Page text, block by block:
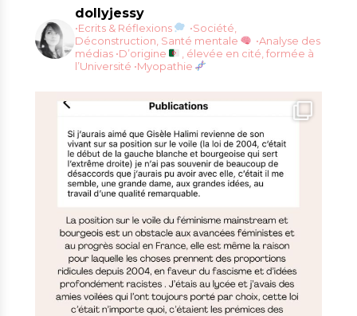
dollyjessy
•Ecrits & Réflexions
•Société,
Déconstruction, Santé mentale
•Analyse des
médias •D’origine
, élevée en cité, formée à
l’Université •Myopathie